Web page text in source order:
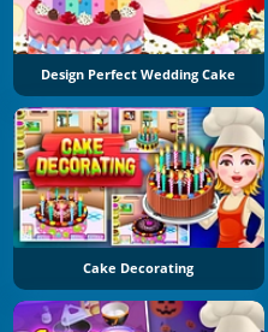
Design Perfect Wedding Cake
Cake Decorating